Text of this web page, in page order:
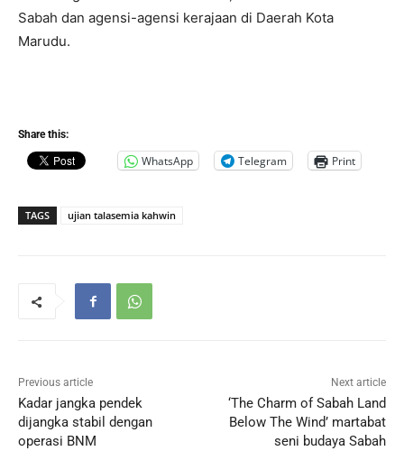
Sabah dan agensi-agensi kerajaan di Daerah Kota
Marudu.
Share this:
WhatsApp Telegram Print
TAGS ujian talasemia kahwin
Previous article
Kadar jangka pendek
dijangka stabil dengan
operasi BNM
Next article
‘The Charm of Sabah Land
Below The Wind’ martabat
seni budaya Sabah